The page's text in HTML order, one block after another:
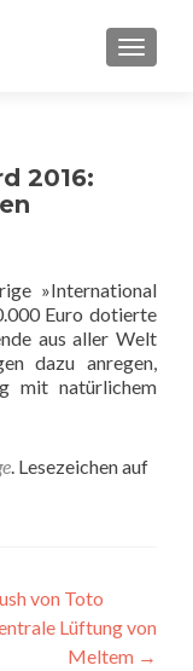
2016:
»International
Euro dotierte
aus aller Welt
dazu anregen,
mit natürlichem
. Lesezeichen auf
von Toto
Lüftung von
Meltem →